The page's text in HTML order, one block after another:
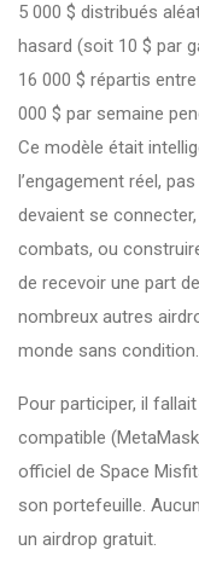
5 000 $ distribués
hasard (soit 10 $ par
16 000 $ répartis
000 $ par semaine
Ce modèle était
l’engagement réel,
devaient se
combats, ou
de recevoir une part
nombreux autres
monde sans condition.
Pour participer, il
compatible
officiel de Space
son portefeuille.
un airdrop gratuit.